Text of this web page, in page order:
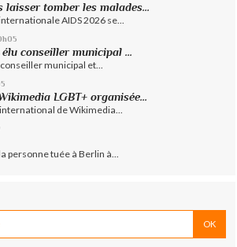
laisser tomber les malades...
AIDS 2026 se...
élu conseiller municipal ...
municipal et...
LGBT+ organisée...
de Wikimedia...
personne tuée à Berlin à...